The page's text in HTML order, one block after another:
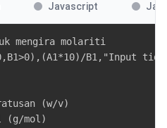
Javascript